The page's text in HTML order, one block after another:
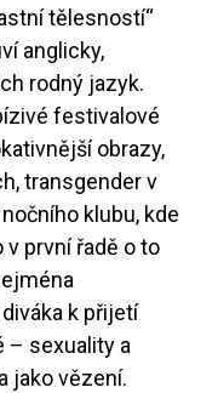
tělesností“
anglicky,
rodný jazyk.
festivalové
obrazy,
transgender v
klubu, kde
první řadě o to
k přijetí
– sexuality a
jako vězení.